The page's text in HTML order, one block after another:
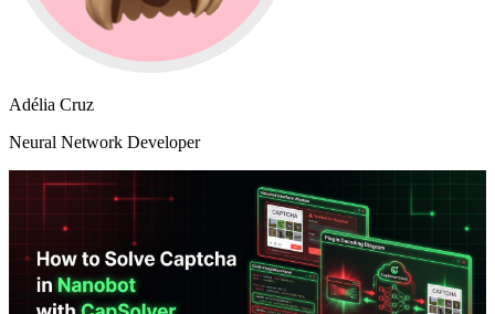
Adélia Cruz
Neural Network Developer